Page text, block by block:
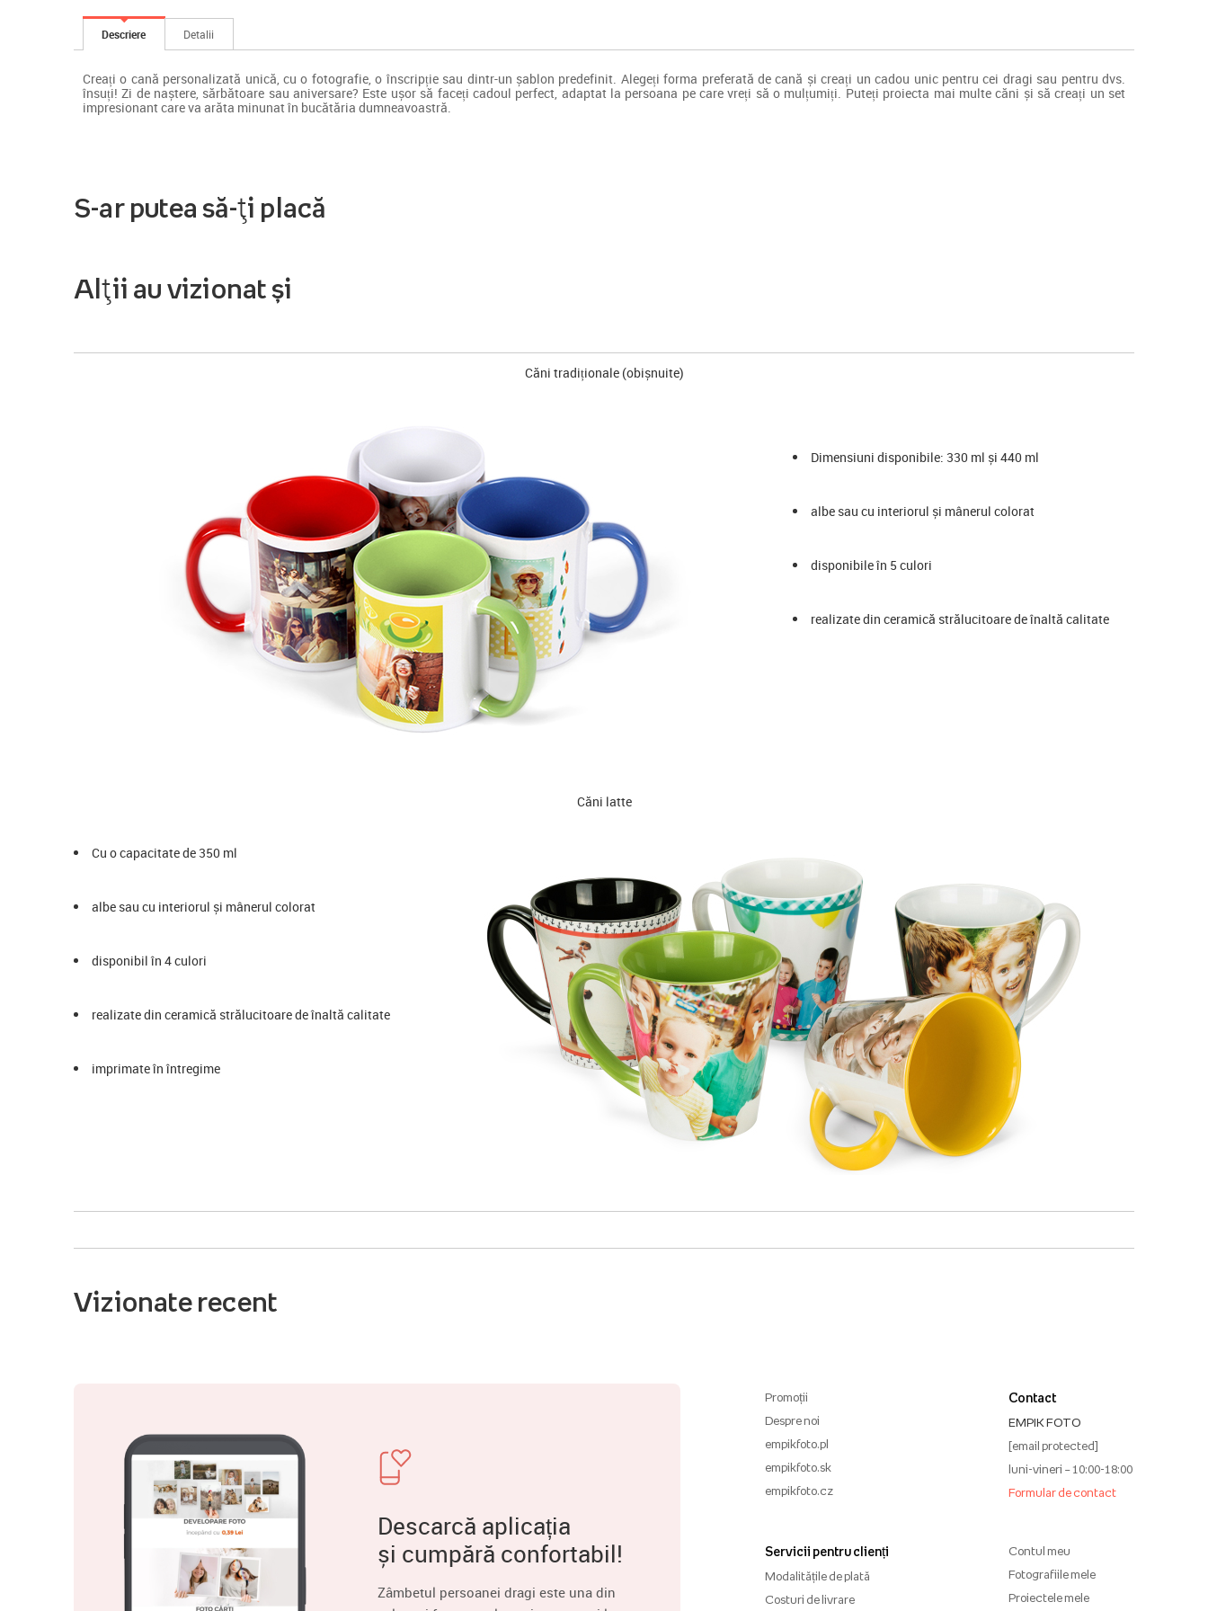
Descriere Detalii
Creați o cană personalizată unică, cu o fotografie, o înscripție sau dintr-un șablon predefinit. Alegeți forma preferată de cană și creați un cadou unic pentru cei dragi sau pentru dvs.
însuți! Zi de naștere, sărbătoare sau aniversare? Este ușor să faceți cadoul perfect, adaptat la persoana pe care vreți să o mulțumiți. Puteți proiecta mai multe căni și să creați un set
impresionant care va arăta minunat în bucătăria dumneavoastră.
S-ar putea să-ți placă
Alții au vizionat și
Căni tradiționale (obișnuite)
Dimensiuni disponibile: 330 ml și 440 ml
albe sau cu interiorul și mânerul colorat
disponibile în 5 culori
realizate din ceramică strălucitoare de înaltă calitate
Căni latte
Cu o capacitate de 350 ml
albe sau cu interiorul și mânerul colorat
disponibil în 4 culori
realizate din ceramică strălucitoare de înaltă calitate
imprimate în întregime
Vizionate recent
Descarcă aplicația
și cumpără confortabil!
Zâmbetul persoanei dragi este una din
Promoții
Despre noi
empikfoto.pl
empikfoto.sk
empikfoto.cz
Servicii pentru clienți
Modalitățile de plată
Costuri de livrare
Contact
EMPIK FOTO
[email protected]
luni-vineri – 10:00-18:00
Formular de contact
Contul meu
Fotografiile mele
Proiectele mele